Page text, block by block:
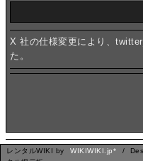
X 社の仕様変更により、
た。
レンタルWIKI by WIKIWIKI.jp* /